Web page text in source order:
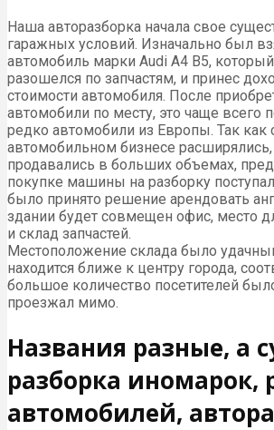
Наша авторазборка начала свое
гаражных условий. Изначально был
автомобиль марки Audi A4 B5,
разошелся по запчастям, и принес
стоимости автомобиля. После
автомобили по месту, это чаще всего
редко автомобили из Европы. Так как
автомобильном бизнесе расширялись,
продавались в больших объемах,
покупке машины на разборку
было принято решение арендовать
здании будет совмещен офис, место
и склад запчастей.
Местоположение склада было
находится ближе к центру города,
большое количество посетителей
проезжал мимо.
Названия разные, а
разборка иномарок,
автомобилей,